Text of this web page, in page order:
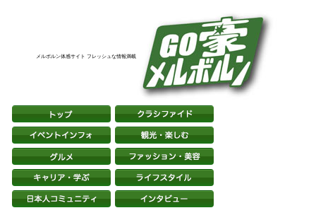
メルボルン体感サイト フレッシュな情報満載